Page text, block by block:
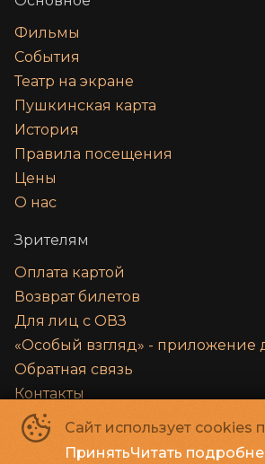
Сайт использует cookies
ПринятьЧитать
Фильмы
События
Театр на экране
Пушкинская карта
История
Правила посещения
Цены
О нас
Зрителям
Оплата картой
Возврат билетов
Для лиц с ОВЗ
«‎Особый взгляд» -
Обратная связь
Контакты
Правила и соглашения